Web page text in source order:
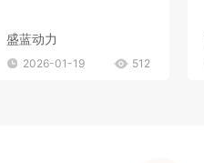
盛蓝动力
2026-01-19 512